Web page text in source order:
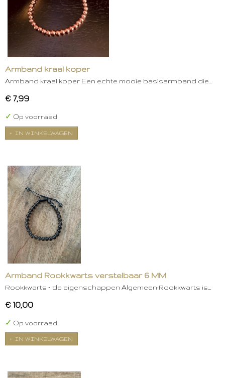
Armband kraal koper
Armband kraal koper Een echte mooie basisarmband die…
€ 7,99
✓ Op voorraad
IN WINKELWAGEN
Armband Rookkwarts verstelbaar 6 MM
Rookkwarts – de eigenschappen Algemeen:Rookkwarts is…
€ 10,00
✓ Op voorraad
IN WINKELWAGEN